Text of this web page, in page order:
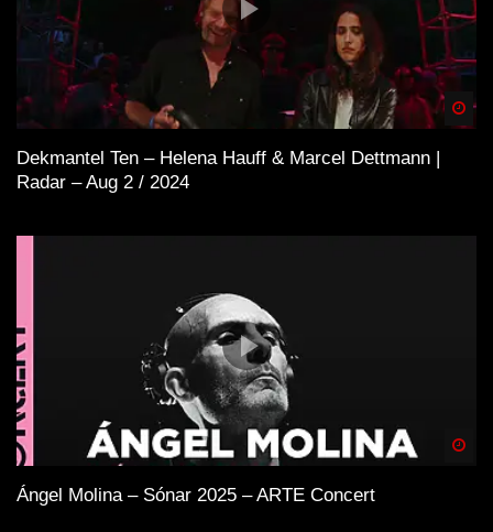
Dekmantel Ten – Helena Hauff & Marcel Dettmann |
Radar – Aug 2 / 2024
Ángel Molina – Sónar 2025 – ARTE Concert